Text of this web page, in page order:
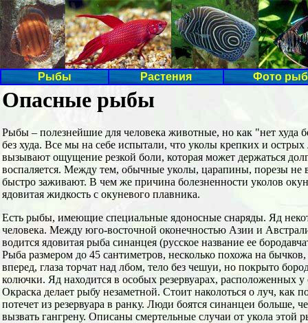
Рыбы Растения Фото рыб
Опасные рыбы
Рыбы – полезнейшие для человека животные, но как "нет худа
без худа. Все мы на себе испытали, что уколы крепких и
вызывают ощущение резкой боли, которая может держаться
воспаляется. Между тем, обычные уколы, царапины, порезы не
быстро заживают. В чем же причина болезненности уколов
ядовитая жидкость с окуневого плавника.
Есть рыбы, имеющие специальные ядоносные снаряды. Яд
человека. Между юго-восточной оконечностью Азии и
водится ядовитая рыба синанцея (русское название ее
Рыба размером до 45 сантиметров, несколько похожа на
вперед, глаза торчат над лбом, тело без чешуи, но покрыто
колючки. Яд находится в особых резервуарах, расположенных
Окраска делает рыбу незаметной. Стоит наколоться о луч, как
потечет из резервуара в ранку. Люди боятся синанцеи больше,
вызвать гангрену. Описаны смертельные случаи от укола этой